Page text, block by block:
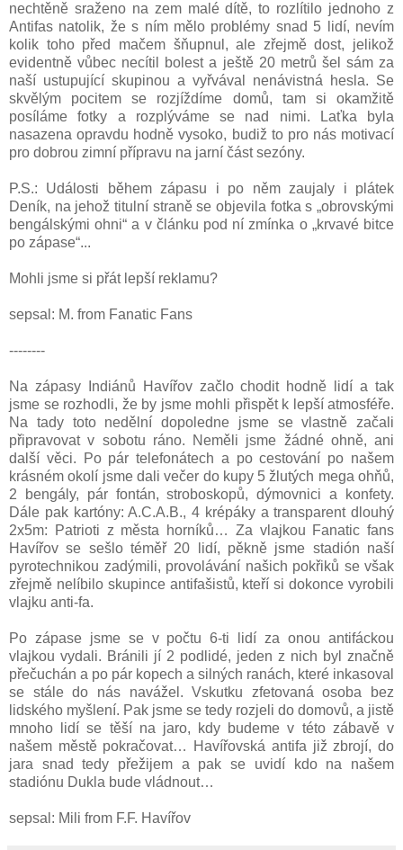
nechtěně sraženo na zem malé dítě, to rozlítilo jednoho z
Antifas natolik, že s ním mělo problémy snad 5 lidí, nevím
kolik toho před mačem šňupnul, ale zřejmě dost, jelikož
evidentně vůbec necítil bolest a ještě 20 metrů šel sám za
naší ustupující skupinou a vyřvával nenávistná hesla. Se
skvělým pocitem se rozjíždíme domů, tam si okamžitě
posíláme fotky a rozplýváme se nad nimi. Laťka byla
nasazena opravdu hodně vysoko, budiž to pro nás motivací
pro dobrou zimní přípravu na jarní část sezóny.
P.S.: Události během zápasu i po něm zaujaly i plátek
Deník, na jehož titulní straně se objevila fotka s „obrovskými
bengálskými ohni“ a v článku pod ní zmínka o „krvavé bitce
po zápase“...
Mohli jsme si přát lepší reklamu?
sepsal: M. from Fanatic Fans
--------
Na zápasy Indiánů Havířov začlo chodit hodně lidí a tak
jsme se rozhodli, že by jsme mohli přispět k lepší atmosféře.
Na tady toto nedělní dopoledne jsme se vlastně začali
připravovat v sobotu ráno. Neměli jsme žádné ohně, ani
další věci. Po pár telefonátech a po cestování po našem
krásném okolí jsme dali večer do kupy 5 žlutých mega ohňů,
2 bengály, pár fontán, stroboskopů, dýmovnici a konfety.
Dále pak kartóny: A.C.A.B., 4 krépáky a transparent dlouhý
2x5m: Patrioti z města horníků… Za vlajkou Fanatic fans
Havířov se sešlo téměř 20 lidí, pěkně jsme stadión naší
pyrotechnikou zadýmili, provolávání našich pokřiků se však
zřejmě nelíbilo skupince antifašistů, kteří si dokonce vyrobili
vlajku anti-fa.
Po zápase jsme se v počtu 6-ti lidí za onou antifáckou
vlajkou vydali. Bránili jí 2 podlidé, jeden z nich byl značně
přečuchán a po pár kopech a silných ranách, které inkasoval
se stále do nás navážel. Vskutku zfetovaná osoba bez
lidského myšlení. Pak jsme se tedy rozjeli do domovů, a jistě
mnoho lidí se těší na jaro, kdy budeme v této zábavě v
našem městě pokračovat… Havířovská antifa již zbrojí, do
jara snad tedy přežijem a pak se uvidí kdo na našem
stadiónu Dukla bude vládnout…
sepsal: Mili from F.F. Havířov